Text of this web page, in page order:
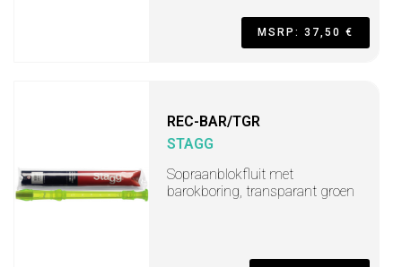
MSRP: 37,50 €
REC-BAR/TGR
STAGG
Sopraanblokfluit met
barokboring, transparant groen